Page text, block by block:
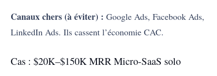
Canaux chers (à éviter) : Google Ads, Facebook Ads,
LinkedIn Ads. Ils cassent l’économie CAC.
Cas : $20K–$150K MRR Micro-SaaS solo